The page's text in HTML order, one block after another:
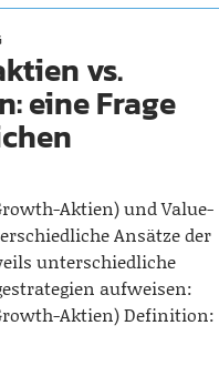
vs.
eine Frage
Aktien) und Value-
Ansätze der
unterschiedliche
aufweisen:
Aktien) Definition: